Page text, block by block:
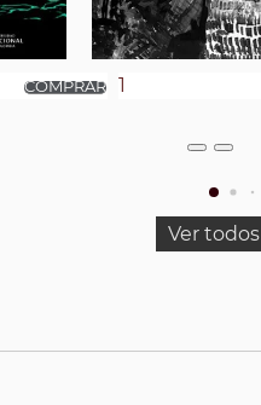
Ver todos